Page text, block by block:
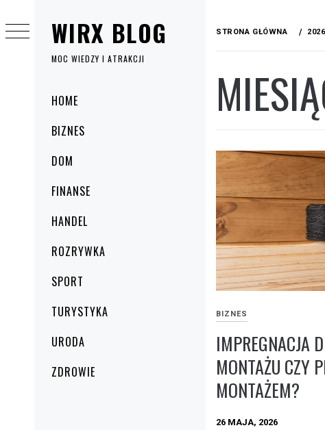
WIRX BLOG
MOC WIEDZY I ATRAKCJI
Menu
główne
HOME
BIZNES
DOM
FINANSE
HANDEL
ROZRYWKA
SPORT
TURYSTYKA
URODA
ZDROWIE
do
treści
STRONA GŁÓWNA 2026
BIZNES
IMPREGNACJA
MONTAŻU CZY
MONTAŻEM?
26 MAJA, 2026